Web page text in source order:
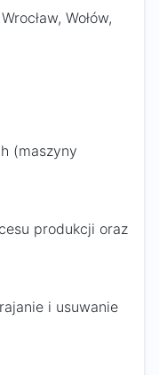
Wołów,
(maszyny
produkcji oraz
i usuwanie